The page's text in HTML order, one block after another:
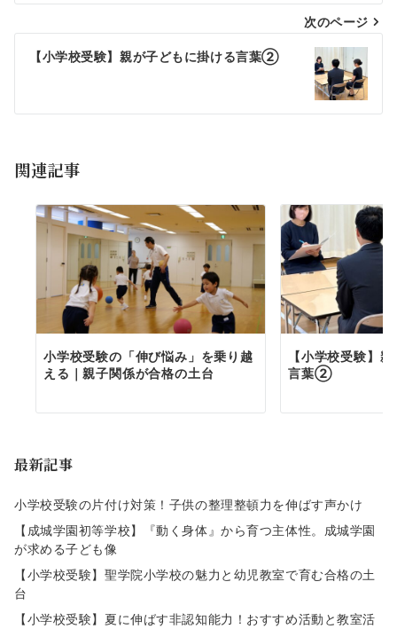
次のページ
【小学校受験】親が子どもに掛ける言葉②
関連記事
小学校受験の「伸び悩み」を乗り越
える｜親子関係が合格の土台
【小学校受験】
言葉②
最新記事
小学校受験の片付け対策！子供の整理整頓力を伸ばす声かけ
【成城学園初等学校】『動く身体』から育つ主体性。成城学園
が求める子ども像
【小学校受験】聖学院小学校の魅力と幼児教室で育む合格の土
台
【小学校受験】夏に伸ばす非認知能力！おすすめ活動と教室活